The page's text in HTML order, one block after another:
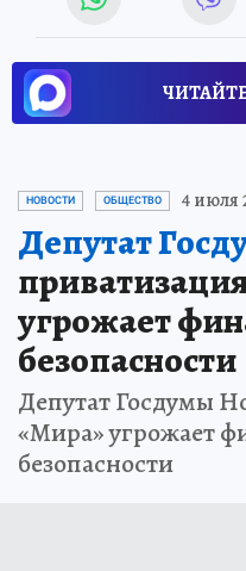
НОВОСТИ ОБЩЕСТВО 4 июля
Депутат
угрожает
безопасности
Депутат Госдумы
«Мира» угрожает
безопасности